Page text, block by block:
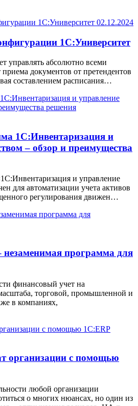
02.12.2024
1С:Университет
управлять абсолютно всеми
документов от претендентов
составлением расписания…
1С:Инвентаризация и
– обзор и преимущества
и управление
для автоматизации учета активов
регулирования движен…
программа для
финансовый учет на
торговой, промышленной и
в компаниях,
организации с помощью
любой организации
о многих нюансах, но один из